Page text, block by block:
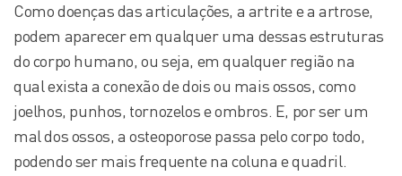
Como doenças das articulações, a artrite e a artrose,
podem aparecer em qualquer uma dessas estruturas
do corpo humano, ou seja, em qualquer região na
qual exista a conexão de dois ou mais ossos, como
joelhos, punhos, tornozelos e ombros. E, por ser um
mal dos ossos, a osteoporose passa pelo corpo todo,
podendo ser mais frequente na coluna e quadril.